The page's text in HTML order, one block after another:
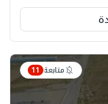
متابعة 11